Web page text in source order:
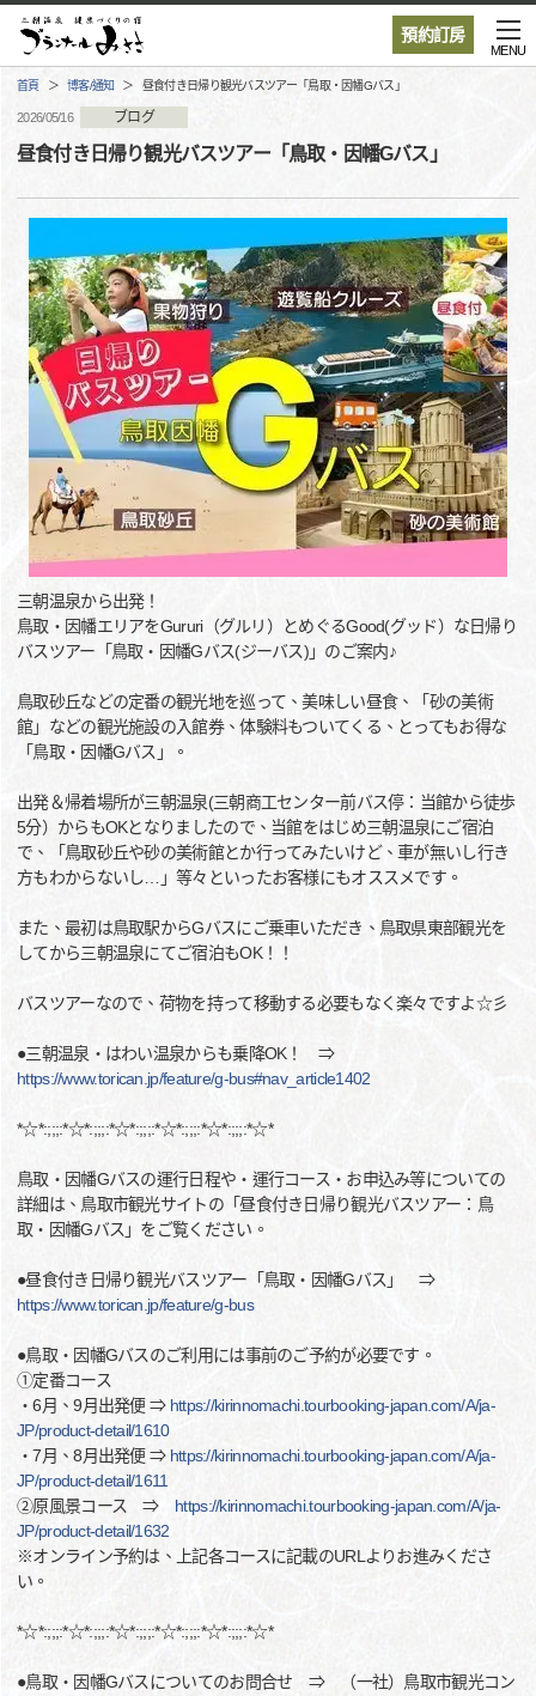
預約訂房
MENU
首頁 博客/通知 昼食付き日帰り観光バスツアー「鳥取・因幡Gバス」
2026/05/16 ブログ
昼食付き日帰り観光バスツアー「鳥取・因幡Gバス」
三朝温泉から出発！
鳥取・因幡エリアをGururi（グルリ）とめぐるGood(グッド）な日帰り
バスツアー「鳥取・因幡Gバス(ジーバス)」のご案内♪
鳥取砂丘などの定番の観光地を巡って、美味しい昼食、「砂の美術
館」などの観光施設の入館券、体験料もついてくる、とってもお得な
「鳥取・因幡Gバス」。
出発＆帰着場所が三朝温泉(三朝商工センター前バス停：当館から徒歩
5分）からもOKとなりましたので、当館をはじめ三朝温泉にご宿泊
で、「鳥取砂丘や砂の美術館とか行ってみたいけど、車が無いし行き
方もわからないし…」等々といったお客様にもオススメです。
また、最初は鳥取駅からGバスにご乗車いただき、鳥取県東部観光を
してから三朝温泉にてご宿泊もOK！！
バスツアーなので、荷物を持って移動する必要もなく楽々ですよ☆彡
●三朝温泉・はわい温泉からも乗降OK！ ⇒
https://www.torican.jp/feature/g-bus#nav_article1402
*☆*:;;;:*☆*:;;;:*☆*:;;;:*☆*:;;;:*☆*:;;;:*☆*
鳥取・因幡Gバスの運行日程や・運行コース・お申込み等についての
詳細は、鳥取市観光サイトの「昼食付き日帰り観光バスツアー：鳥
取・因幡Gバス」をご覧ください。
●昼食付き日帰り観光バスツアー「鳥取・因幡Gバス」 ⇒
https://www.torican.jp/feature/g-bus
●鳥取・因幡Gバスのご利用には事前のご予約が必要です。
①定番コース
・6月、9月出発便 ⇒ https://kirinnomachi.tourbooking-japan.com/A/ja-
JP/product-detail/1610
・7月、8月出発便 ⇒ https://kirinnomachi.tourbooking-japan.com/A/ja-
JP/product-detail/1611
②原風景コース ⇒ https://kirinnomachi.tourbooking-japan.com/A/ja-
JP/product-detail/1632
※オンライン予約は、上記各コースに記載のURLよりお進みくださ
い。
*☆*:;;;:*☆*:;;;:*☆*:;;;:*☆*:;;;:*☆*:;;;:*☆*
●鳥取・因幡Gバスについてのお問合せ ⇒ （一社）鳥取市観光コン